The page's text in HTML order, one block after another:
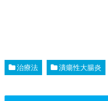
治療法 潰瘍性大腸炎